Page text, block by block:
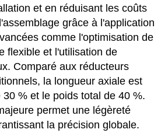
et en réduisant les coûts
grâce à l'application
comme l'optimisation de
flexible et l'utilisation de
Comparé aux réducteurs
la longueur axiale est
% et le poids total de 40 %.
permet une légèreté
la précision globale.